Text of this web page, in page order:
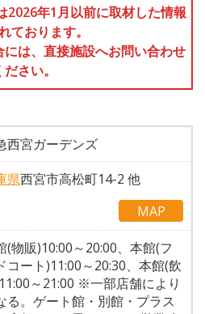
年1月以前に取材した情報
ております。
は、直接施設へお問い合わせ
ださい。
西宮ガーデンズ
県西宮市高松町14-2 他
MAP
(物販)10:00～20:00、本館(フ
コート)11:00～20:30、本館(飲
～21:00 ※一部店舗により
る。ゲート館・別館・プラス